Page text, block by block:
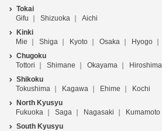
Tokai
Gifu
Shizuoka
Aichi
Kinki
Mie
Shiga Kyoto Osaka Hyogo
Chugoku
Tottori
Shimane Okayama Hiroshima
Shikoku
Tokushima
Kagawa Ehime
Kochi
North Kyusyu
Fukuoka
Saga Nagasaki Kumamoto
South Kyusyu